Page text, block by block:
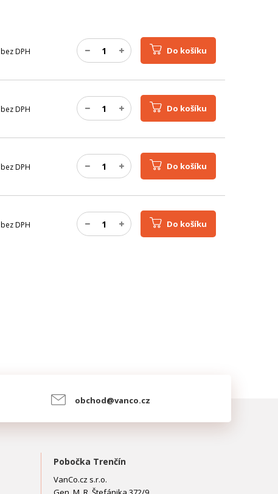
bez DPH Do košíku
bez DPH Do košíku
bez DPH Do košíku
bez DPH Do košíku
obchod@vanco.cz
Pobočka Trenčín
VanCo.cz s.r.o.